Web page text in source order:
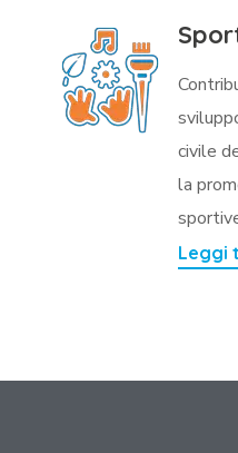
civile
la
Leggi